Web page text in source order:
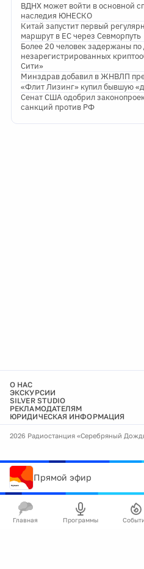
ВДНХ может войти в основной
наследия ЮНЕСКО
Китай запустит первый
маршрут в ЕС через Севморпуть
Более 20 человек задержаны по
незарегистрированных
Сити»
Минздрав добавил в ЖНВЛП
«Флит Лизинг» купил бывшую
Сенат США одобрил
санкций против РФ
О НАС
ЭКСКУРСИИ
SILVER STUDIO
РЕКЛАМОДАТЕЛЯМ
ЮРИДИЧЕСКАЯ ИНФОРМАЦИЯ
2026 Радиостанция «Серебряный
Прямой эфир
Главная Программы